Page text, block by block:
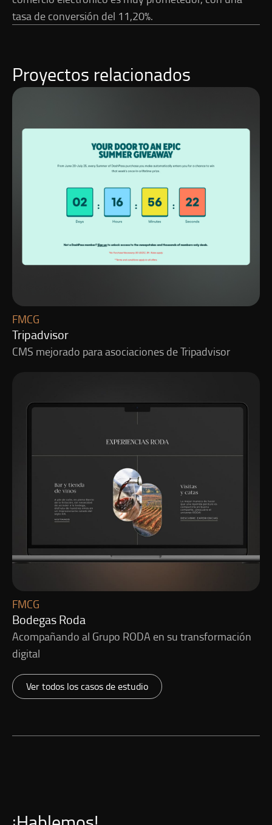
tasa de conversión del 11,20%.
Proyectos relacionados
Tripadvisor
FMCG
CMS mejorado para asociaciones de Tripadvisor
Bodegas Roda
FMCG
Acompañando al Grupo RODA en su transformación
digital
Ver todos los casos de estudio